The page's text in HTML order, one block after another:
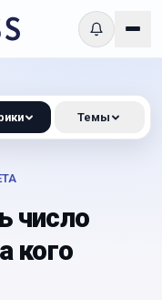
число
кого
Темы